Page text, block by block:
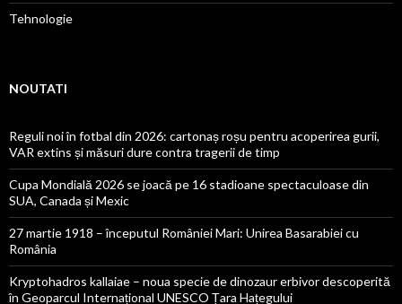
Tehnologie
NOUTATI
Reguli noi în fotbal din 2026: cartonaș roșu pentru acoperirea gurii,
VAR extins și măsuri dure contra tragerii de timp
Cupa Mondială 2026 se joacă pe 16 stadioane spectaculoase din
SUA, Canada și Mexic
27 martie 1918 – începutul României Mari: Unirea Basarabiei cu
România
Kryptohadros kallaiae – noua specie de dinozaur erbivor descoperită
în Geoparcul Internațional UNESCO Țara Hațegului